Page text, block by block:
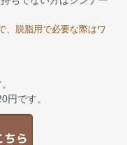
、脱脂用で必要な際はワ
円です。